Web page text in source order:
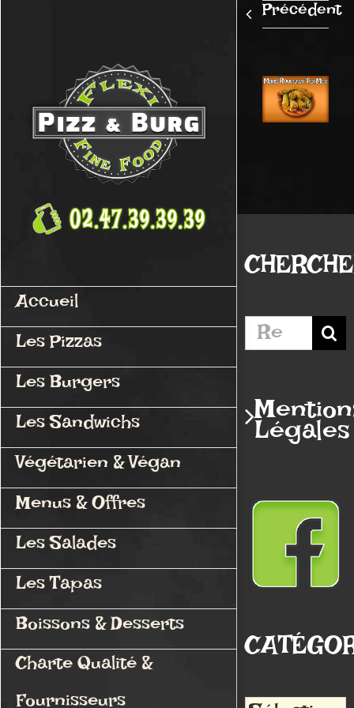
Accueil
Les Pizzas
Les Burgers
Les Sandwichs
Végétarien & Végan
Menus & Offres
Les Salades
Les Tapas
Boissons & Desserts
Charte Qualité &
Précédent
Rechercher:
Légales